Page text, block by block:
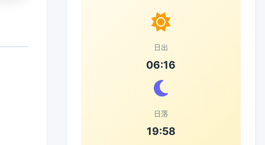
日出
06:16
日落
19:58